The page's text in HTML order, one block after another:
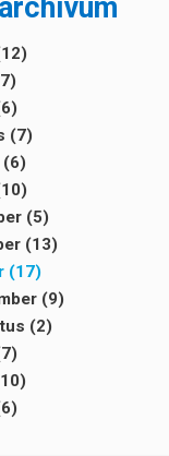
(7)
(6)
(5)
(13)
(17)
(9)
(2)